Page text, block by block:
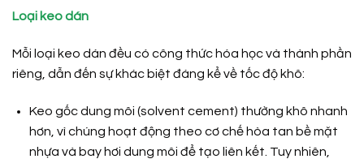
Loại keo dán
Mỗi loại keo dán đều có công thức hóa học và thành phần
riêng, dẫn đến sự khác biệt đáng kể về tốc độ khô:
Keo gốc dung môi (solvent cement) thường khô nhanh
hơn, vì chúng hoạt động theo cơ chế hòa tan bề mặt
nhựa và bay hơi dung môi để tạo liên kết. Tuy nhiên,